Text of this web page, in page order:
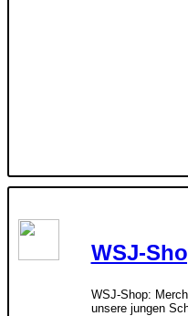
WSJ-
WSJ-Shop:
unsere jungen